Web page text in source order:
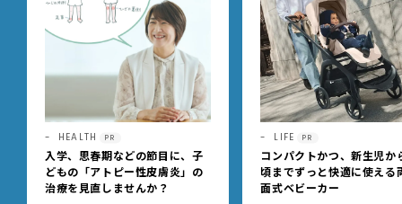
HEALTH PR
入学、思春期などの節目に、子
どもの「アトピー性皮膚炎」の
治療を見直しませんか？
LIFE PR
コンパクトかつ、新生児か
頃までずっと快適に使える
面式ベビーカー